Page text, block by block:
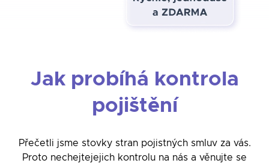
Jak probíhá kontrola
pojištění
Přečetli jsme stovky stran pojistných smluv za vás.
Proto nechejtejejich kontrolu na nás a věnujte se